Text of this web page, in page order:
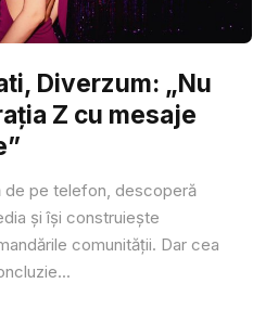
Diverzum: „Nu
Z cu mesaje
de pe telefon, descoperă
și își construiește
comunității. Dar cea